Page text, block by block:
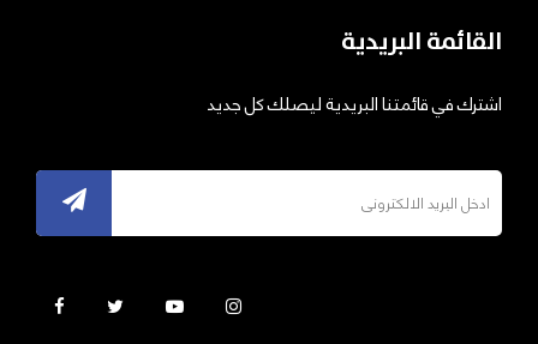
القائمة البريدية
اشترك في قائمتنا البريدية ليصلك كل جديد